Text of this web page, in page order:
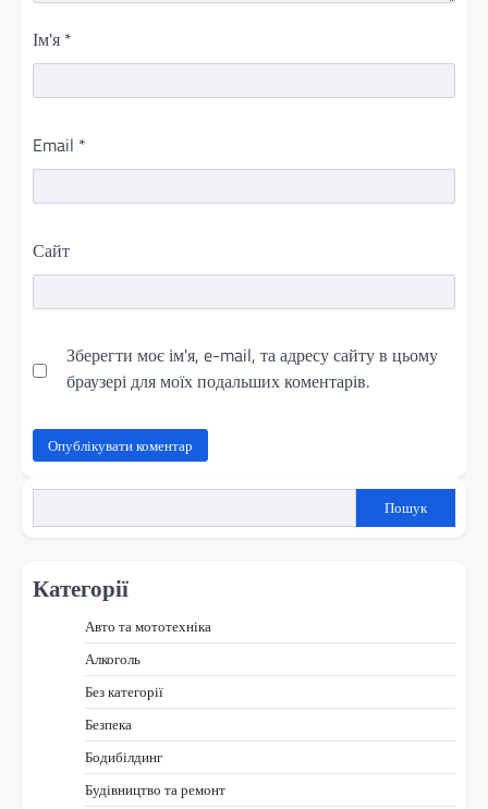
Ім'я *
Email *
Сайт
Зберегти моє ім'я, e-mail, та адресу сайту в цьому
браузері для моїх подальших коментарів.
Пошук
Категорії
Авто та мототехніка
Алкоголь
Без категорії
Безпека
Бодибілдинг
Будівництво та ремонт